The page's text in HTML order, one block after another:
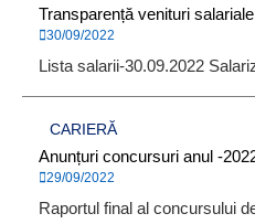
Transparență venituri
30/09/2022
Lista salarii-30.09.2022
CARIERĂ
Anunțuri concursuri anul -
29/09/2022
Raportul final al concursului